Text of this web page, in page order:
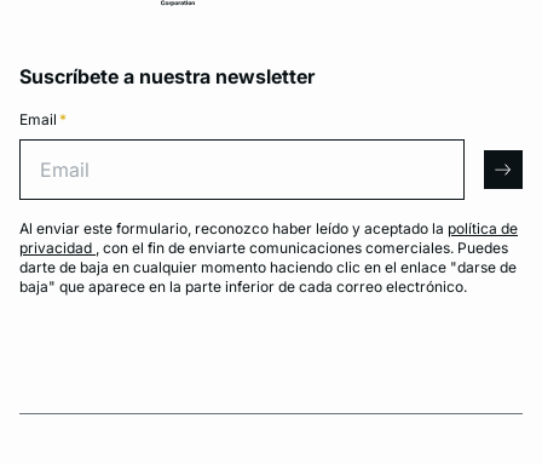
Suscríbete a nuestra newsletter
Email *
Al enviar este formulario, reconozco haber leído y aceptado la política de
privacidad , con el fin de enviarte comunicaciones comerciales. Puedes
darte de baja en cualquier momento haciendo clic en el enlace "darse de
baja" que aparece en la parte inferior de cada correo electrónico.